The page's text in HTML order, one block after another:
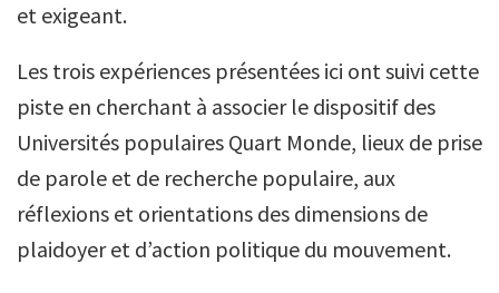
et exigeant.
Les trois expériences présentées ici ont suivi cette
piste en cherchant à associer le dispositif des
Universités populaires Quart Monde, lieux de prise
de parole et de recherche populaire, aux
réflexions et orientations des dimensions de
plaidoyer et d’action politique du mouvement.